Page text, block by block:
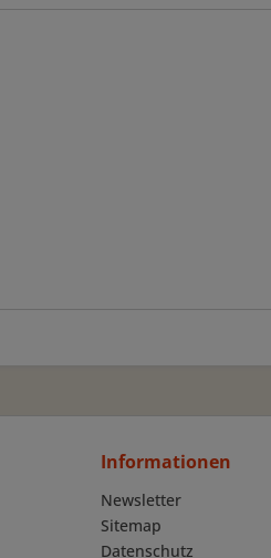
Informationen
Newsletter
Sitemap
Datenschutz